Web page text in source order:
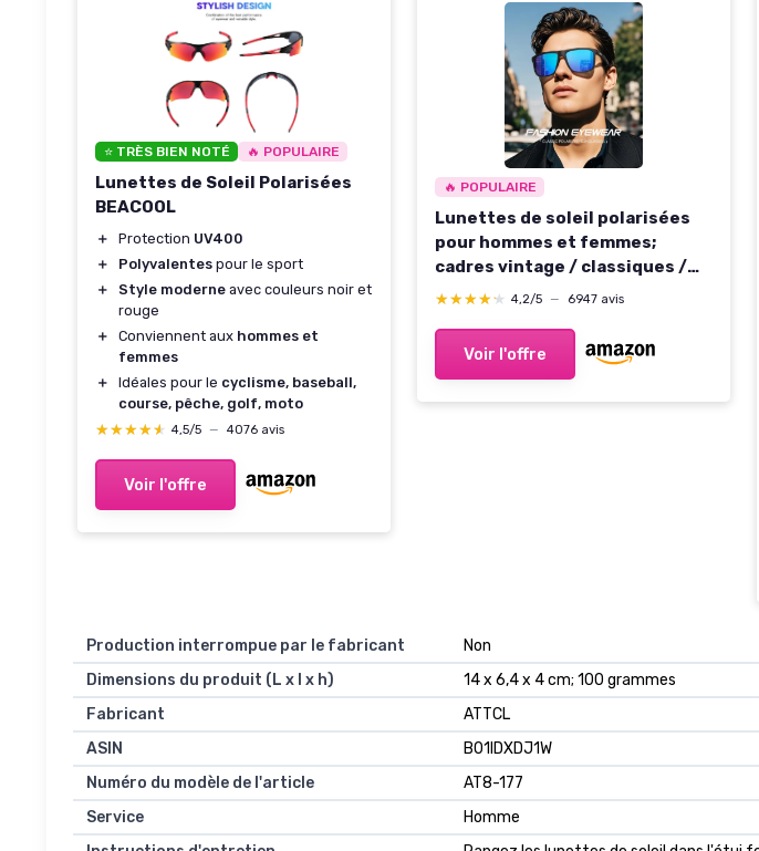
⭐ TRÈS BIEN NOTÉ 🔥 POPULAIRE
Lunettes de Soleil Polarisées
BEACOOL
＋ Protection UV400
＋
Polyvalentes pour le sport
＋
Style moderne avec couleurs noir et
rouge
＋
Conviennent aux hommes et
femmes
＋
Idéales pour le cyclisme, baseball,
course, pêche, golf, moto
★★★★★
★★★★★ 4,5/5 — 4076 avis
Voir l'offre
🔥 POPULAIRE
Lunettes de soleil polarisées
pour hommes et femmes;
cadres vintage / classiques /
élégants; objectifs haute
pêche / sports de plein air /
lunettes de soleil tendance
★★★★★
★★★★★ 4,2/5 — 6947 avis
Voir l'offre
Production interrompue par le fabricant
Non
Dimensions du produit (L x l x h)
14 x 6,4 x 4 cm; 100 grammes
Fabricant
ATTCL
ASIN
B01IDXDJ1W
Numéro du modèle de l'article
AT8-177
Service
Homme